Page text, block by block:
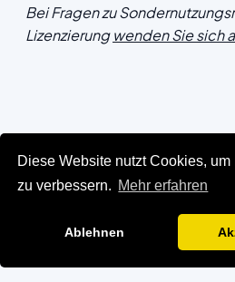
Diese Website nutzt Cookies, um
zu verbessern. Mehr erfahren
Ablehnen
Bei Fragen zu
Lizenzierungwenden Sie sich